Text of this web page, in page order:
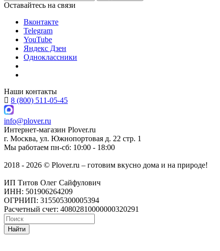
Оставайтесь на связи
Вконтакте
Telegram
YouTube
Яндекс Дзен
Одноклассники
Наши контакты
8 (800) 511-05-45
info@plover.ru
Интернет-магазин Plover.ru
г. Москва, ул. Южнопортовая д. 22 стр. 1
Мы работаем пн-сб: 10:00 - 18:00
2018 - 2026 © Plover.ru – готовим вкусно дома и на природе!
ИП Титов Олег Сайфулович
ИНН: 501906264209
ОГРНИП: 315505300005394
Расчетный счет: 40802810000000320291
Найти